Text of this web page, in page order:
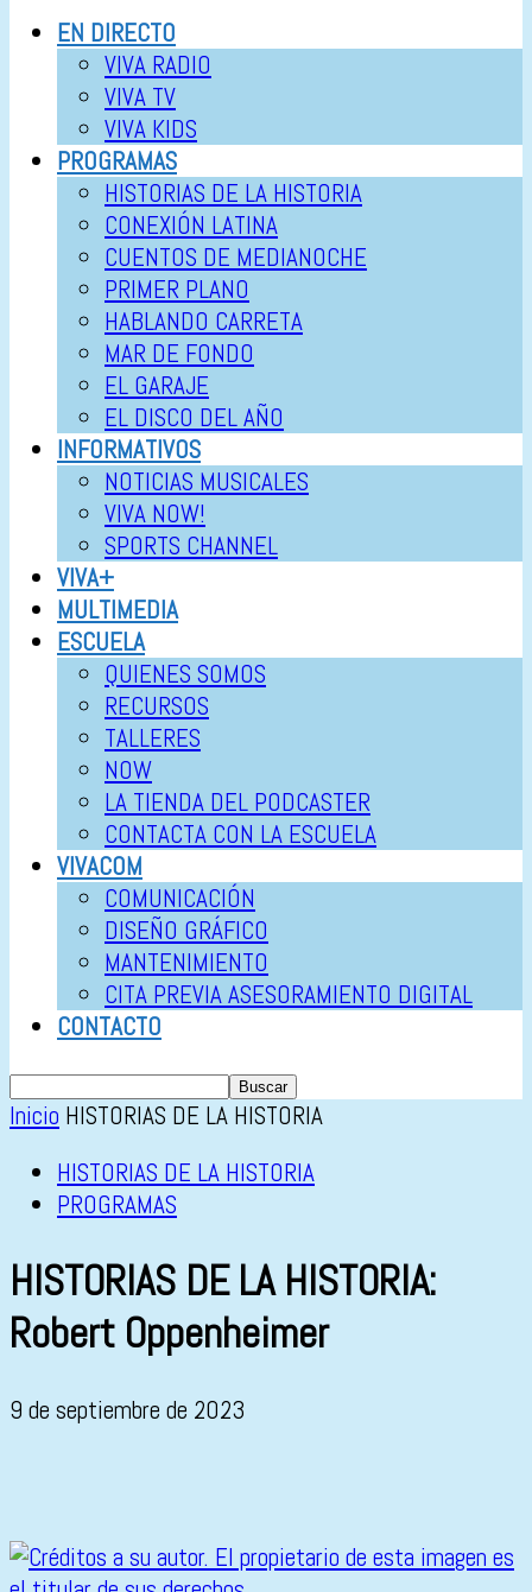
EN DIRECTO
VIVA RADIO
VIVA TV
VIVA KIDS
PROGRAMAS
HISTORIAS DE LA HISTORIA
CONEXIÓN LATINA
CUENTOS DE MEDIANOCHE
PRIMER PLANO
HABLANDO CARRETA
MAR DE FONDO
EL GARAJE
EL DISCO DEL AÑO
INFORMATIVOS
NOTICIAS MUSICALES
VIVA NOW!
SPORTS CHANNEL
VIVA+
MULTIMEDIA
ESCUELA
QUIENES SOMOS
RECURSOS
TALLERES
NOW
LA TIENDA DEL PODCASTER
CONTACTA CON LA ESCUELA
VIVACOM
COMUNICACIÓN
DISEÑO GRÁFICO
MANTENIMIENTO
CITA PREVIA ASESORAMIENTO DIGITAL
CONTACTO
Inicio HISTORIAS DE LA HISTORIA
HISTORIAS DE LA HISTORIA
PROGRAMAS
HISTORIAS DE LA HISTORIA:
Robert Oppenheimer
9 de septiembre de 2023